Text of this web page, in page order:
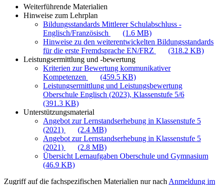
Weiterführende Materialien
Hinweise zum Lehrplan
Bildungsstandards Mittlerer Schulabschluss -
Englisch/Französisch
(1.6 MB)
Hinweise zu den weiterentwickelten Bildungsstandards
für die erste Fremdsprache EN/FRZ
(318.2 KB)
Leistungsermittlung und -bewertung
Kriterien zur Bewertung kommunikativer
Kompetenzen
(459.5 KB)
Leistungsermittlung und Leistungsbewertung
Oberschule Englisch (2023), Klassenstufe 5/6
(391.3 KB)
Unterstützungsmaterial
Angebot zur Lernstandserhebung in Klassenstufe 5
(2021)
(2.4 MB)
Angebot zur Lernstandserhebung in Klassenstufe 5
(2021)
(2.8 MB)
Übersicht Lernaufgaben Oberschule und Gymnasium
(46.9 KB)
Zugriff auf die fachspezifischen Materialien nur nach Anmeldung im